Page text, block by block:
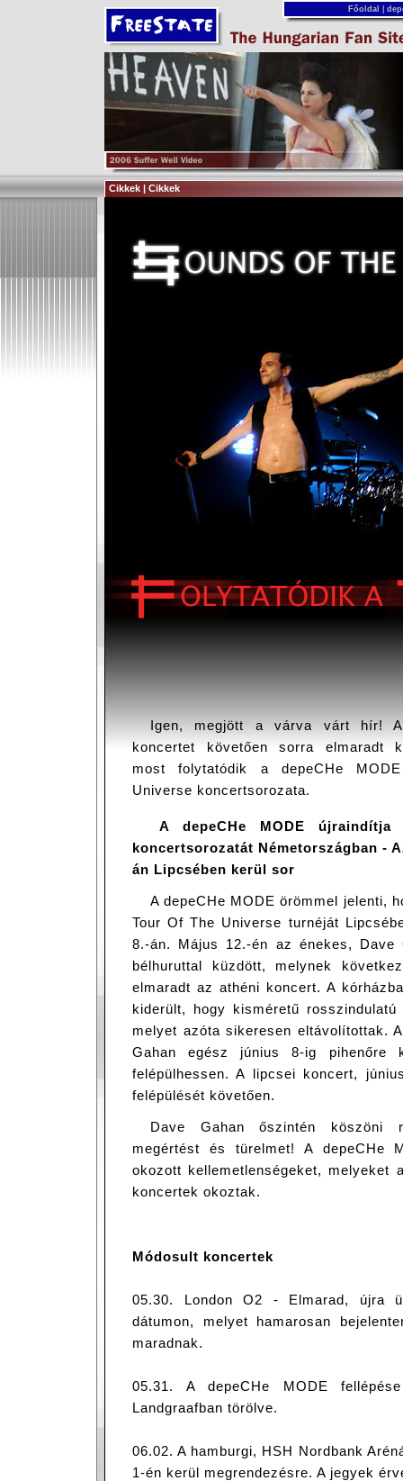
Főoldal
Cikkek | Cikkek
Igen, megjött a várva várt hír!
koncertet követően sorra elmaradt
most folytatódik a depeCHe
Universe koncertsorozata.
A depeCHe MODE
koncertsorozatát Németországban -
án Lipcsében kerül sor
A depeCHe MODE örömmel jelenti,
Tour Of The Universe turnéját
8.-án. Május 12.-én az énekes,
bélhuruttal küzdött, melynek
elmaradt az athéni koncert. A
kiderült, hogy kisméretű
melyet azóta sikeresen eltávolítottak.
Gahan egész június 8-ig pihenőre
felépülhessen. A lipcsei koncert,
felépülését követően.
Dave Gahan őszintén köszöni
megértést és türelmet! A depeCHe
okozott kellemetlenségeket, melyeket
koncertek okoztak.
Módosult koncertek
05.30. London O2 - Elmarad, újra
dátumon, melyet hamarosan
maradnak.
05.31. A depeCHe MODE
Landgraafban törölve.
06.02. A hamburgi, HSH Nordbank
1-én kerül megrendezésre. A jegyek